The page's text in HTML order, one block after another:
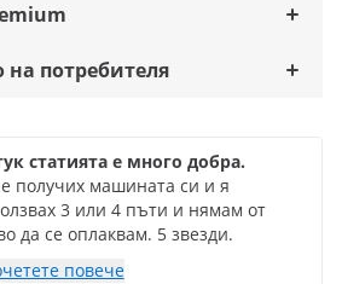
на потребителя
статията е много добра.
получих машината си и я
3 или 4 пъти и нямам от
да се оплаквам. 5 звезди.
повече